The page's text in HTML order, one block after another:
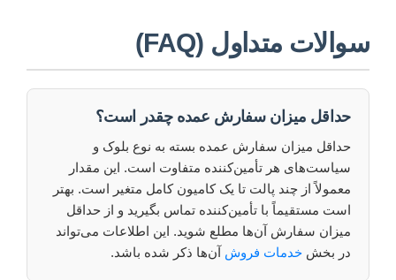
سوالات متداول (FAQ)
حداقل میزان سفارش عمده چقدر است؟
حداقل میزان سفارش عمده بسته به نوع بلوک و
سیاست‌های هر تأمین‌کننده متفاوت است. این مقدار
معمولاً از چند پالت تا یک کامیون کامل متغیر است. بهتر
است مستقیماً با تأمین‌کننده تماس بگیرید و از حداقل
میزان سفارش آن‌ها مطلع شوید. این اطلاعات می‌تواند
در بخش خدمات فروش آن‌ها ذکر شده باشد.